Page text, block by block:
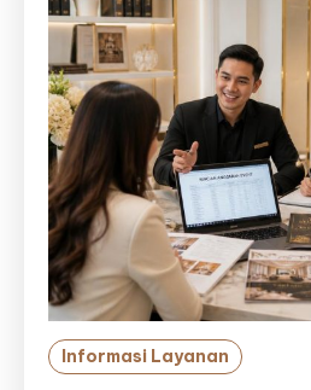
Informasi Layanan